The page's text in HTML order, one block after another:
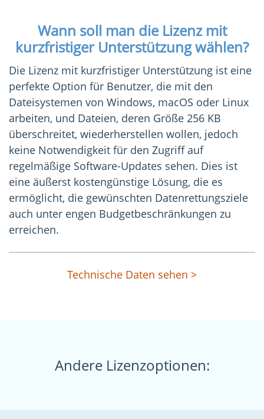
Wann soll man die Lizenz mit
kurzfristiger Unterstützung wählen?
Die Lizenz mit kurzfristiger Unterstützung ist eine
perfekte Option für Benutzer, die mit den
Dateisystemen von Windows, macOS oder Linux
arbeiten, und Dateien, deren Größe 256 KB
überschreitet, wiederherstellen wollen, jedoch
keine Notwendigkeit für den Zugriff auf
regelmäßige Software-Updates sehen. Dies ist
eine äußerst kostengünstige Lösung, die es
ermöglicht, die gewünschten Datenrettungsziele
auch unter engen Budgetbeschränkungen zu
erreichen.
Technische Daten sehen >
Andere Lizenzoptionen: